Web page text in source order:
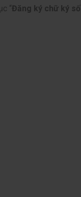
“ Đăng ký chữ ký số